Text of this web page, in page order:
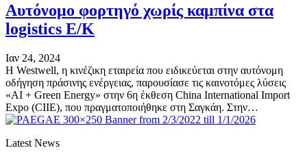
Αυτόνομο φορτηγό χωρίς καμπίνα στα
logistics E/K
Ιαν 24, 2024
Η Westwell, η κινέζικη εταιρεία που ειδικεύεται στην αυτόνομη
οδήγηση πράσινης ενέργειας, παρουσίασε τις καινοτόμες λύσεις
«AI + Green Energy» στην 6η έκθεση China International Import
Expo (CIIE), που πραγματοποιήθηκε στη Σαγκάη. Στην…
Latest News